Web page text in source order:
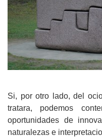
Si, por otro lado, del
tratara, podemos
oportunidades de
naturalezas e